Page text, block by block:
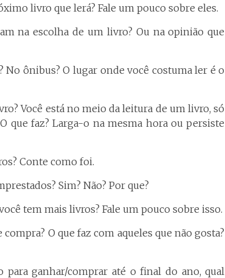
livro que lerá? Fale um pouco sobre eles.
na escolha de um livro? Ou na opinião que
No ônibus? O lugar onde você costuma ler é o
Você está no meio da leitura de um livro, só
que faz? Larga-o na mesma hora ou persiste
Conte como foi.
Sim? Não? Por que?
tem mais livros? Fale um pouco sobre isso.
O que faz com aqueles que não gosta?
ganhar/comprar até o final do ano, qual